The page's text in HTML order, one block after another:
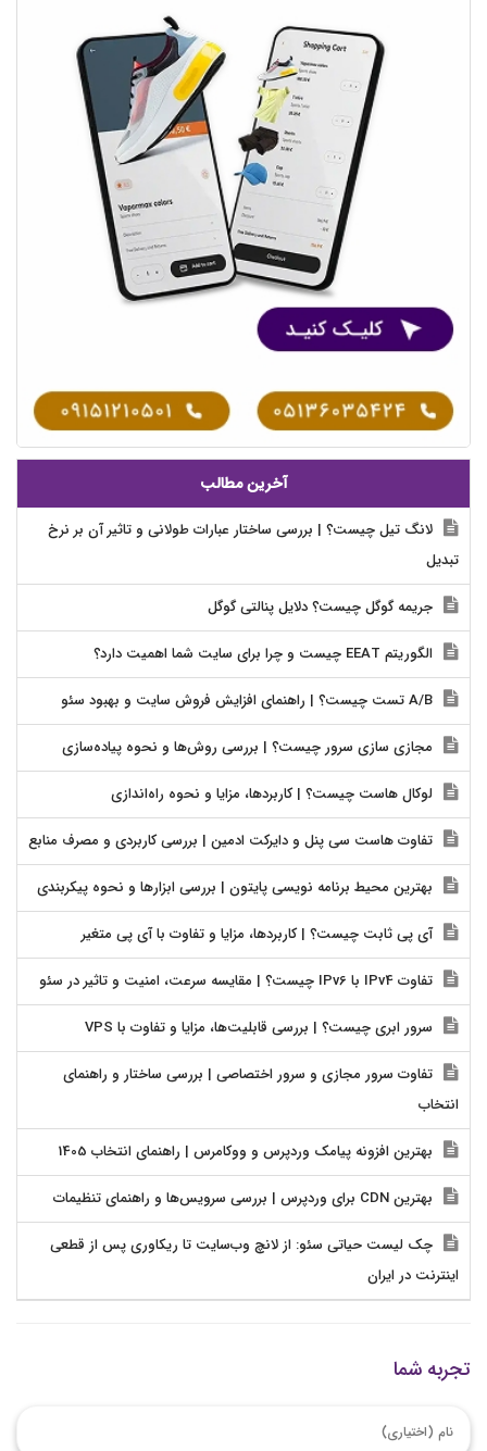
آخرین مطالب
لانگ تیل چیست؟ | بررسی ساختار عبارات طولانی و تاثیر آن بر نرخ
تبدیل
جریمه گوگل چیست؟ دلایل پنالتی گوگل
الگوریتم EEAT چیست و چرا برای سایت شما اهمیت دارد؟
مجازی سازی سرور چیست؟ | بررسی روش‌ها و نحوه پیاده‌سازی
لوکال هاست چیست؟ | کاربردها، مزایا و نحوه راه‌اندازی
تفاوت هاست سی پنل و دایرکت ادمین | بررسی کاربردی و مصرف منابع
بهترین محیط برنامه نویسی پایتون | بررسی ابزارها و نحوه پیکربندی
آی پی ثابت چیست؟ | کاربردها، مزایا و تفاوت با آی پی متغیر
تفاوت IPv4 با IPv6 چیست؟ | مقایسه سرعت، امنیت و تاثیر در سئو
سرور ابری چیست؟ | بررسی قابلیت‌ها، مزایا و تفاوت با VPS
تفاوت سرور مجازی و سرور اختصاصی | بررسی ساختار و راهنمای
انتخاب
بهترین افزونه پیامک وردپرس و ووکامرس | راهنمای انتخاب 1405
بهترین CDN برای وردپرس | بررسی سرویس‌ها و راهنمای تنظیمات
چک لیست حیاتی سئو: از لانچ وب‌سایت تا ریکاوری پس از قطعی
اینترنت در ایران
تجربه شما